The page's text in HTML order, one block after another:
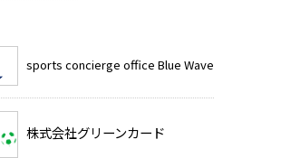
sports concierge office Blue Wave
株式会社グリーンカード